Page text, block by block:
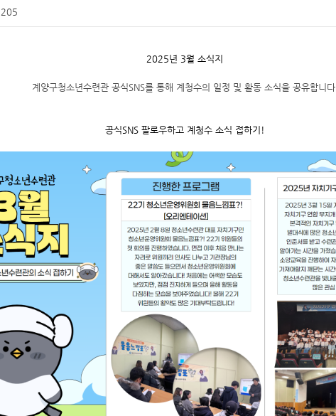
205
2025년 3월 소식지
계양구청소년수련관 공식SNS를 통해 계청수의 일정 및 활동 소식을 공유합니다.
공식SNS 팔로우하고 계청수 소식 접하기!